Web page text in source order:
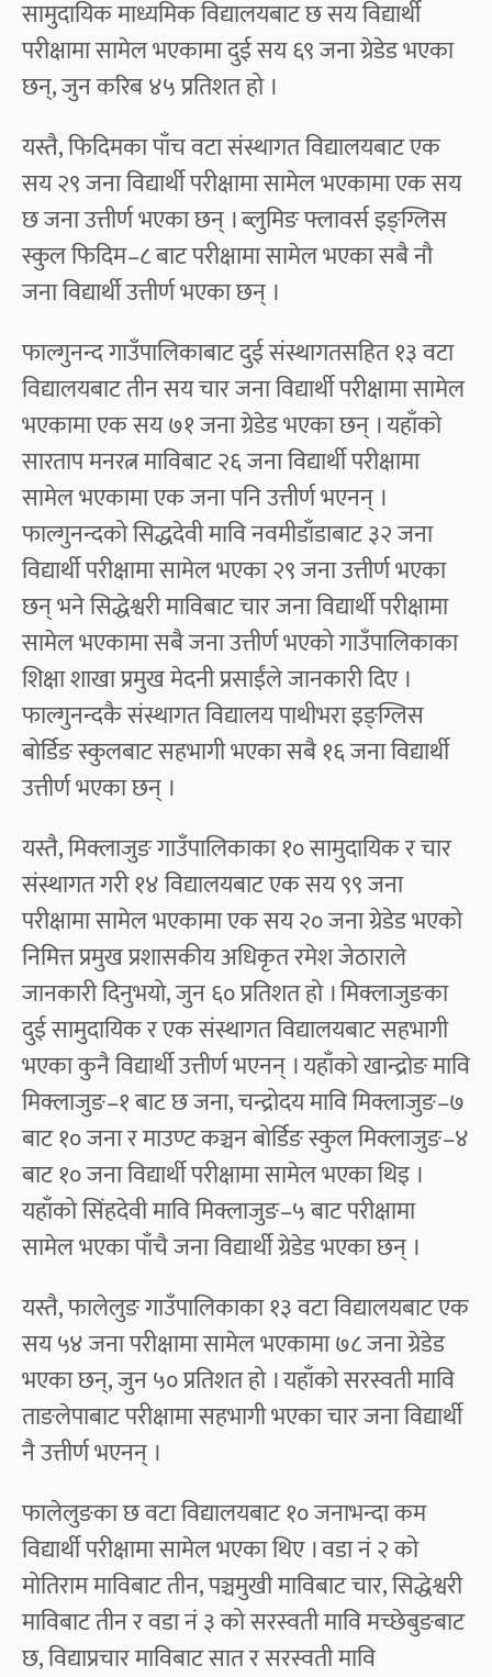
सामुदायिक माध्यमिक विद्यालयबाट छ सय विद्यार्थी
परीक्षामा सामेल भएकामा दुई सय ६९ जना ग्रेडेड भएका
छन्, जुन करिब ४५ प्रतिशत हो ।
यस्तै, फिदिमका पाँच वटा संस्थागत विद्यालयबाट एक
सय २९ जना विद्यार्थी परीक्षामा सामेल भएकामा एक सय
छ जना उत्तीर्ण भएका छन् । ब्लुमिङ फ्लावर्स इङ्ग्लिस
स्कुल फिदिम–८ बाट परीक्षामा सामेल भएका सबै नौ
जना विद्यार्थी उत्तीर्ण भएका छन् ।
फाल्गुनन्द गाउँपालिकाबाट दुई संस्थागतसहित १३ वटा
विद्यालयबाट तीन सय चार जना विद्यार्थी परीक्षामा सामेल
भएकामा एक सय ७१ जना ग्रेडेड भएका छन् । यहाँको
सारताप मनरत्न माविबाट २६ जना विद्यार्थी परीक्षामा
सामेल भएकामा एक जना पनि उत्तीर्ण भएनन् ।
फाल्गुनन्दको सिद्धदेवी मावि नवमीडाँडाबाट ३२ जना
विद्यार्थी परीक्षामा सामेल भएका २९ जना उत्तीर्ण भएका
छन् भने सिद्धेश्वरी माविबाट चार जना विद्यार्थी परीक्षामा
सामेल भएकामा सबै जना उत्तीर्ण भएको गाउँपालिकाका
शिक्षा शाखा प्रमुख मेदनी प्रसाईंले जानकारी दिए ।
फाल्गुनन्दकै संस्थागत विद्यालय पाथीभरा इङ्ग्लिस
बोर्डिङ स्कुलबाट सहभागी भएका सबै १६ जना विद्यार्थी
उत्तीर्ण भएका छन् ।
यस्तै, मिक्लाजुङ गाउँपालिकाका १० सामुदायिक र चार
संस्थागत गरी १४ विद्यालयबाट एक सय ९९ जना
परीक्षामा सामेल भएकामा एक सय २० जना ग्रेडेड भएको
निमित्त प्रमुख प्रशासकीय अधिकृत रमेश जेठाराले
जानकारी दिनुभयो, जुन ६० प्रतिशत हो । मिक्लाजुङका
दुई सामुदायिक र एक संस्थागत विद्यालयबाट सहभागी
भएका कुनै विद्यार्थी उत्तीर्ण भएनन् । यहाँको खान्द्रोङ मावि
मिक्लाजुङ–१ बाट छ जना, चन्द्रोदय मावि मिक्लाजुङ–७
बाट १० जना र माउण्ट कञ्चन बोर्डिङ स्कुल मिक्लाजुङ–४
बाट १० जना विद्यार्थी परीक्षामा सामेल भएका थिइ ।
यहाँको सिंहदेवी मावि मिक्लाजुङ–५ बाट परीक्षामा
सामेल भएका पाँचै जना विद्यार्थी ग्रेडेड भएका छन् ।
यस्तै, फालेलुङ गाउँपालिकाका १३ वटा विद्यालयबाट एक
सय ५४ जना परीक्षामा सामेल भएकामा ७८ जना ग्रेडेड
भएका छन्, जुन ५० प्रतिशत हो । यहाँको सरस्वती मावि
ताङलेपाबाट परीक्षामा सहभागी भएका चार जना विद्यार्थी
नै उत्तीर्ण भएनन् ।
फालेलुङका छ वटा विद्यालयबाट १० जनाभन्दा कम
विद्यार्थी परीक्षामा सामेल भएका थिए । वडा नं २ को
मोतिराम माविबाट तीन, पञ्चमुखी माविबाट चार, सिद्धेश्वरी
माविबाट तीन र वडा नं ३ को सरस्वती मावि मच्छेबुङबाट
छ, विद्याप्रचार माविबाट सात र सरस्वती मावि